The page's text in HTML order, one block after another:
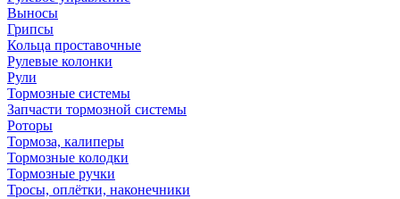
Выносы
Грипсы
Кольца проставочные
Рулевые колонки
Рули
Тормозные системы
Запчасти тормозной системы
Роторы
Тормоза, калиперы
Тормозные колодки
Тормозные ручки
Тросы, оплётки, наконечники